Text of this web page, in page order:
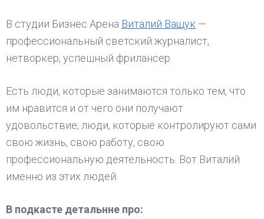
В студии Бизнес Арена Виталий Ващук —
профессиональный светский журналист,
нетворкер, успешный фрилансер.
Есть люди, которые занимаются только тем, что
им нравится и от чего они получают
удовольствие, люди, которые контролируют сами
свою жизнь, свою работу, свою
профессиональную деятельность. Вот Виталий
именно из этих людей.
В подкасте детальнне про: